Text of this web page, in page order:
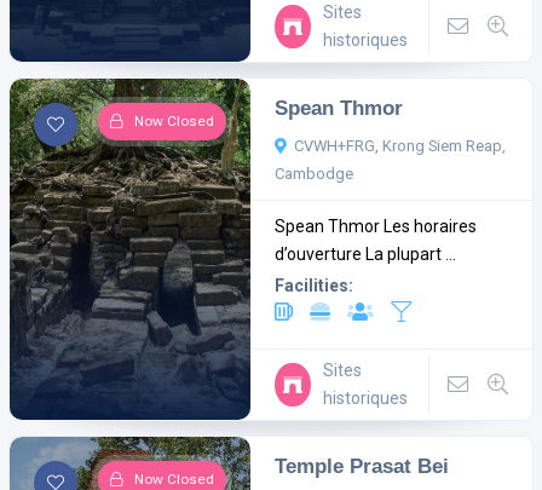
Sites
historiques
Now Closed
Spean Thmor
CVWH+FRG, Krong Siem Reap,
Cambodge
Spean Thmor Les horaires
d’ouverture La plupart ...
Facilities:
Sites
historiques
Now Closed
Temple Prasat Bei